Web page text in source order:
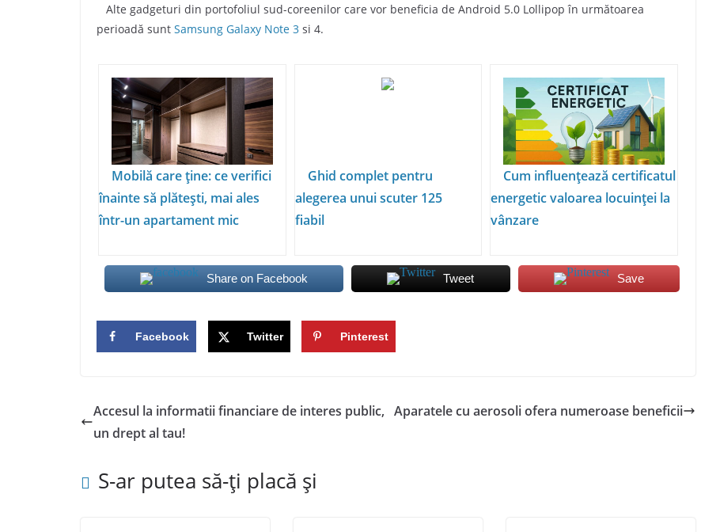
Alte gadgeturi din portofoliul sud-coreenilor care vor beneficia de Android 5.0 Lollipop în următoarea
perioadă sunt Samsung Galaxy Note 3 si 4.
Mobilă care ține: ce verifici
înainte să plătești, mai ales
într-un apartament mic
Ghid complet pentru
alegerea unui scuter 125
fiabil
Cum influențează certificatul
energetic valoarea locuinței la
vânzare
Share on Facebook Tweet Save
Facebook Twitter Pinterest
Accesul la informatii financiare de interes public,
un drept al tau!
Aparatele cu aerosoli ofera numeroase beneficii
S-ar putea să-ți placă și